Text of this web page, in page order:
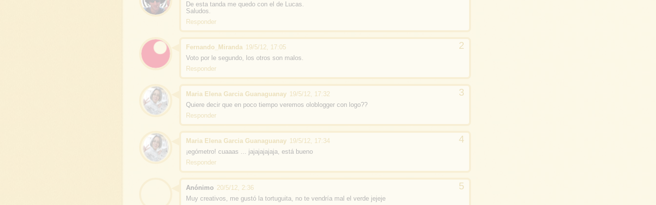
De esta tanda me quedo con el de Lucas.
Saludos.
Responder
Fernando_Miranda 19/5/12, 17:05
Voto por le segundo, los otros son malos.
Responder
Maria Elena Garcia Guanaguanay 19/5/12, 17:32
Quiere decir que en poco tiempo veremos oloblogger con logo??
Responder
Maria Elena Garcia Guanaguanay 19/5/12, 17:34
¡egómetro! cuaaas ... jajajajajaja, está bueno
Responder
Anónimo 20/5/12, 2:36
Muy creativos, me gustó la tortuguita, no te vendría mal el verde jejeje